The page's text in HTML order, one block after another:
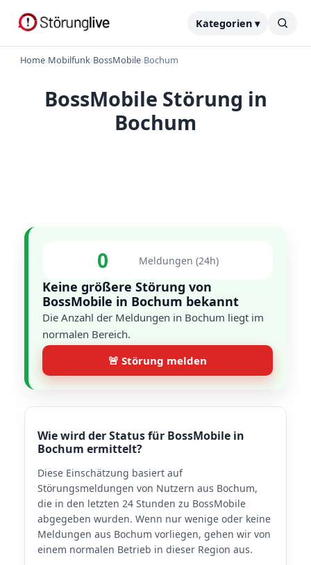
Kategorien ▾
Home›Mobilfunk›BossMobile›Bochum
BossMobile Störung in
Bochum
0 Meldungen (24h)
Keine größere Störung von
BossMobile in Bochum bekannt
Die Anzahl der Meldungen in Bochum liegt im
normalen Bereich.
🚨 Störung melden
Wie wird der Status für BossMobile in
Bochum ermittelt?
Diese Einschätzung basiert auf
Störungsmeldungen von Nutzern aus Bochum,
die in den letzten 24 Stunden zu BossMobile
abgegeben wurden. Wenn nur wenige oder keine
Meldungen aus Bochum vorliegen, gehen wir von
einem normalen Betrieb in dieser Region aus.